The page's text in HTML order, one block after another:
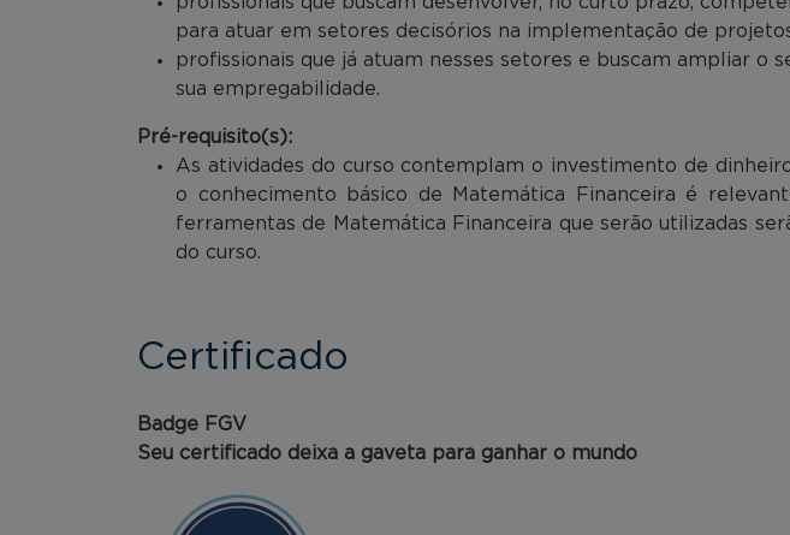
para atuar em setores decisórios na implementação de
profissionais que já atuam nesses setores e buscam ampliar o
sua empregabilidade.
Pré-requisito(s):
As atividades do curso contemplam o investimento de
o conhecimento básico de Matemática Financeira é
ferramentas de Matemática Financeira que serão utilizadas
do curso.
Certificado
Badge FGV
Seu certificado deixa a gaveta para ganhar o mundo